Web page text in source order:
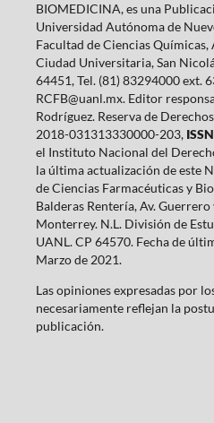
BIOMEDICINA, es una
Universidad Autónoma de
Facultad de Ciencias Químicas,
Ciudad Universitaria, San
64451, Tel. (81) 83294000 ext.
RCFB@uanl.mx. Editor
Rodríguez. Reserva de
2018-031313330000-203,
el Instituto Nacional del
la última actualización de este
de Ciencias Farmacéuticas y
Balderas Rentería, Av.
Monterrey. N.L. División de
UANL. CP 64570. Fecha de
Marzo de 2021.
Las opiniones expresadas por
necesariamente reflejan la
publicación.